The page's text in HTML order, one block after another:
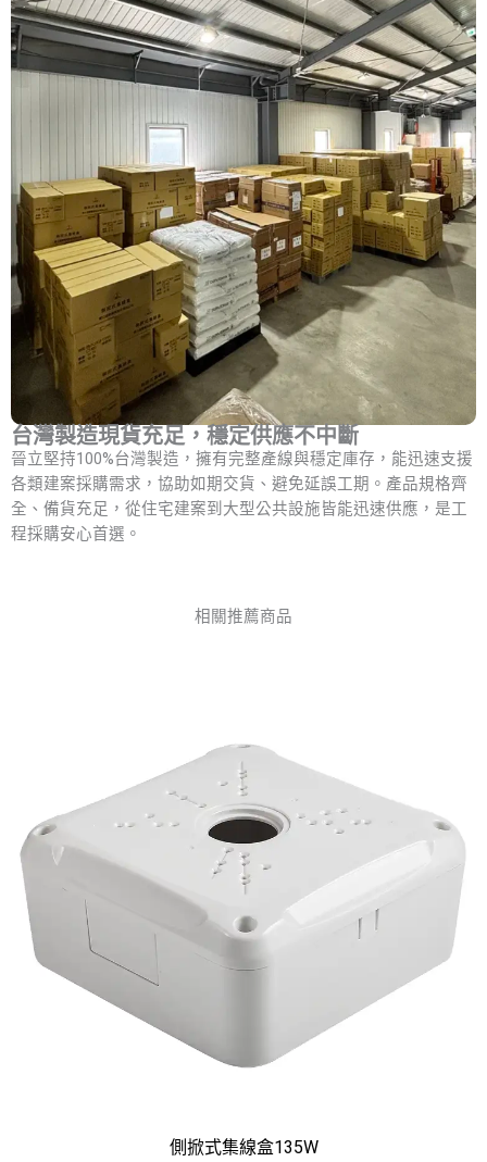
台灣製造現貨充足，穩定供應不中斷
晉立堅持100%台灣製造，擁有完整產線與穩定庫存，能迅速支援
各類建案採購需求，協助如期交貨、避免延誤工期。產品規格齊
全、備貨充足，從住宅建案到大型公共設施皆能迅速供應，是工
程採購安心首選。
相關推薦商品
側掀式集線盒135W